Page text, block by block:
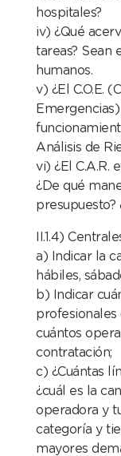
hospitales?
iv) ¿Qué
tareas? Sean
humanos.
v) ¿El C.O.E.
Análisis de
vi) ¿El C.A.R.
¿De qué
presupuesto?
II.1.4)
a) Indicar la
hábiles,
b) Indicar
cuántos
contratación;
c) ¿Cuántas
¿cuál es la
operadora y
categoría y
mayores